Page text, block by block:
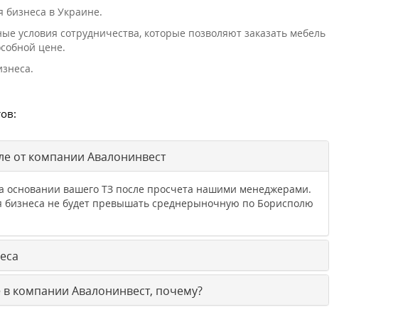
бизнеса в Украине.
условия сотрудничества, которые позволяют заказать мебель
цене.
от компании Авалонинвест
основании вашего ТЗ после просчета нашими менеджерами.
не будет превышать среднерыночную по Борисполю
компании Авалонинвест, почему?